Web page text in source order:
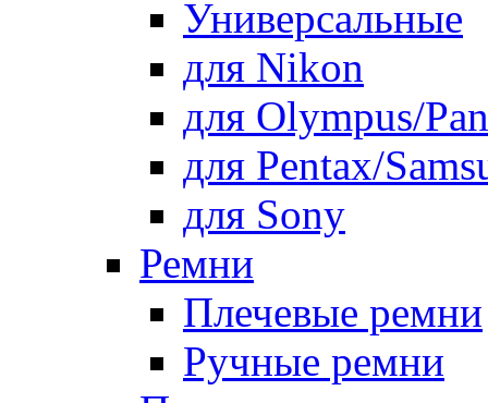
Универсальные
для Nikon
для Olympus/
для Pentax/
для Sony
Ремни
Плечевые ремни
Ручные ремни